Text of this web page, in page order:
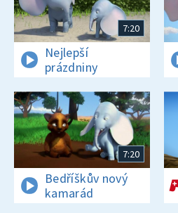
7:20
Nejlepší
prázdniny
7:20
Bedříškův nový
kamarád